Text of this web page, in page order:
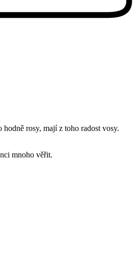
rosy, mají z toho radost vosy.
mnoho věřit.